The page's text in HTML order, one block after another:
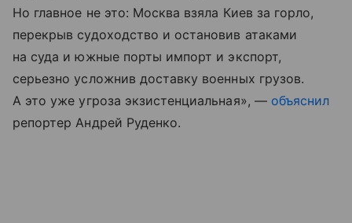
Но главное не это: Москва взяла Киев за горло,
перекрыв судоходство и остановив атаками
на суда и южные порты импорт и экспорт,
серьезно усложнив доставку военных грузов.
А это уже угроза экзистенциальная», — объяснил
репортер Андрей Руденко.